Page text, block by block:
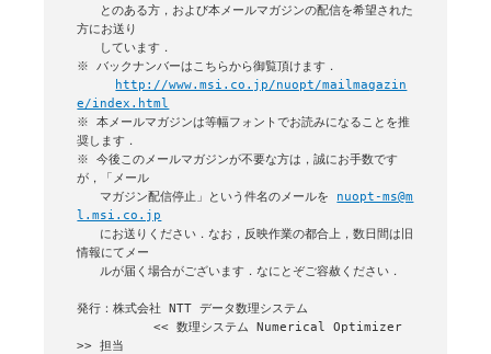
方にお送り
※ バックナンバーはこちらから御覧頂けます．
http://www.msi.co.jp/nuopt/mailmagazin
e/index.html
※ 本メールマガジンは等幅フォントでお読みになることを推
奨します．
※ 今後このメールマガジンが不要な方は，誠にお手数です
が，「メール
   マガジン配信停止」という件名のメールを
nuopt-ms@m
l.msi.co.jp
情報にてメー
発行：株式会社 NTT データ数理システム
          << 数理システム Numerical Optimizer
>> 担当